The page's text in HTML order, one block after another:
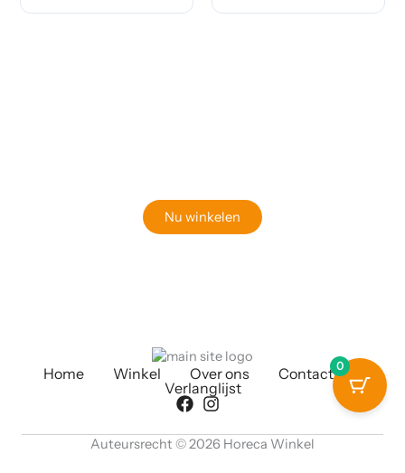
Nu winkelen
Home Winkel Over ons
Contact
Verlanglijst
Auteursrecht © 2026 Horeca Winkel
0